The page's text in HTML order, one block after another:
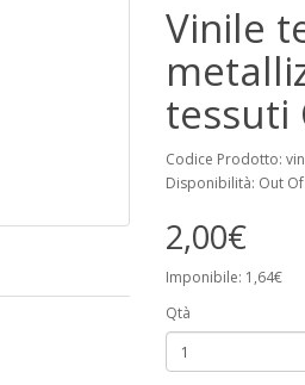
Vinile
tessuti
Codice Prodotto:
Disponibilità: Out
2,00€
Imponibile: 1,64€
Qtà